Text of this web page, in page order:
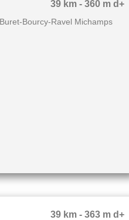
39 km - 360 m d+
Bourcy-Ravel Michamps
39 km - 363 m d+